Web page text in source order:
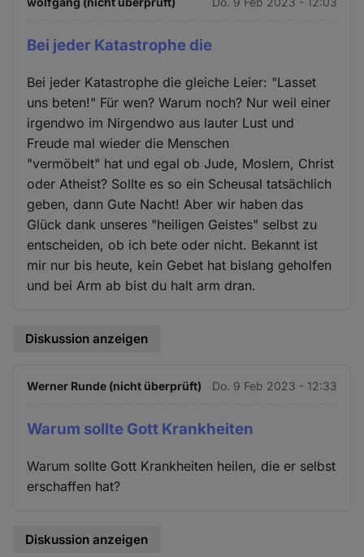
Bei jeder Katastrophe die
Bei jeder Katastrophe die gleiche Leier: "Lasset
uns beten!" Für wen? Warum noch? Nur weil einer
irgendwo im Nirgendwo aus lauter Lust und
Freude mal wieder die Menschen
"vermöbelt" hat und egal ob Jude, Moslem, Christ
oder Atheist? Sollte es so ein Scheusal tatsächlich
geben, dann Gute Nacht! Aber wir haben das
Glück dank unseres "heiligen Geistes" selbst zu
entscheiden, ob ich bete oder nicht. Bekannt ist
mir nur bis heute, kein Gebet hat bislang geholfen
und bei Arm ab bist du halt arm dran.
Diskussion anzeigen
Werner Runde (nicht überprüft) Do. 9 Feb 2023 - 12:33
Warum sollte Gott Krankheiten
Warum sollte Gott Krankheiten heilen, die er selbst
erschaffen hat?
Diskussion anzeigen
Cookies